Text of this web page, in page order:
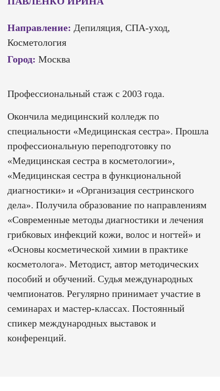
Направление: Депиляция, СПА-уход,
Косметология
Город: Москва
Профессиональный стаж с 2003 года.
Окончила медицинский колледж по
специальности «Медицинская сестра». Прошла
профессиональную переподготовку по
«Медицинская сестра в косметологии»,
«Медицинская сестра в функциональной
диагностики» и «Организация сестринского
дела». Получила образование по направлениям
«Современные методы диагностики и лечения
грибковых инфекций кожи, волос и ногтей» и
«Основы косметической химии в практике
косметолога». Методист, автор методических
пособий и обучений. Судья международных
чемпионатов. Регулярно принимает участие в
семинарах и мастер-классах. Постоянный
спикер международных выставок и
конференций.